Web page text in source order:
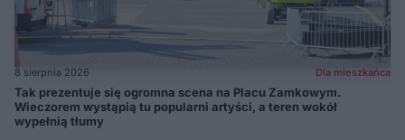
8 sierpnia 2026 Dla mieszkańca
Tak prezentuje się ogromna scena na Placu Zamkowym.
Wieczorem wystąpią tu popularni artyści, a teren wokół
wypełnią tłumy